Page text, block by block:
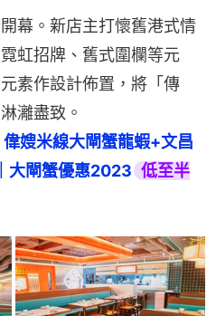
幕。新店主打懷舊港式情
虹招牌、舊式圍欄等元
素作設計佈置，將「傳
灕盡致。
嫂米線大閘蟹龍蝦+文昌
大閘蟹優惠2023 低至半